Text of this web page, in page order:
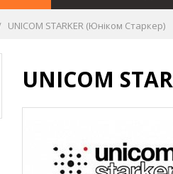
UNICOM STARKER (Юніком Старкер)
UNICOM